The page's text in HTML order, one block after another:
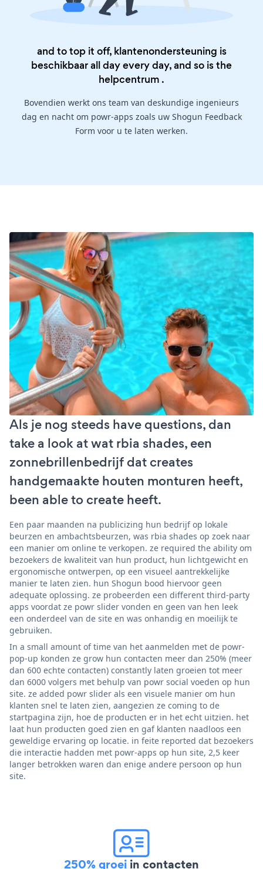
and to top it off, klantenondersteuning is
beschikbaar all day every day, and so is the
helpcentrum .
Bovendien werkt ons team van deskundige ingenieurs
dag en nacht om powr-apps zoals uw Shogun Feedback
Form voor u te laten werken.
Als je nog steeds have questions, dan
take a look at wat rbia shades, een
zonnebrillenbedrijf dat creates
handgemaakte houten monturen heeft,
been able to create heeft.
Een paar maanden na publicizing hun bedrijf op lokale
beurzen en ambachtsbeurzen, was rbia shades op zoek naar
een manier om online te verkopen. ze required the ability om
bezoekers de kwaliteit van hun product, hun lichtgewicht en
ergonomische ontwerpen, op een visueel aantrekkelijke
manier te laten zien. hun Shogun bood hiervoor geen
adequate oplossing. ze probeerden een different third-party
apps voordat ze powr slider vonden en geen van hen leek
een onderdeel van de site en was onhandig en moeilijk te
gebruiken.
In a small amount of time van het aanmelden met de powr-
pop-up konden ze grow hun contacten meer dan 250% (meer
dan 600 echte contacten) constantly laten groeien tot meer
dan 6000 volgers met behulp van powr social voeden op hun
site. ze added powr slider als een visuele manier om hun
klanten snel te laten zien, aangezien ze coming to de
startpagina zijn, hoe de producten er in het echt uitzien. het
laat hun producten goed zien en gaf klanten naadloos een
geweldige ervaring op locatie. in feite reported dat bezoekers
die interactie hadden met powr-apps op hun site, 2,5 keer
langer betrokken waren dan enige andere persoon op hun
site.
250% groei in contacten